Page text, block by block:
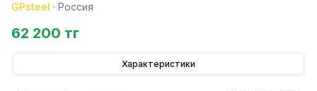
GPsteel · Россия
62 200 тг
Характеристики